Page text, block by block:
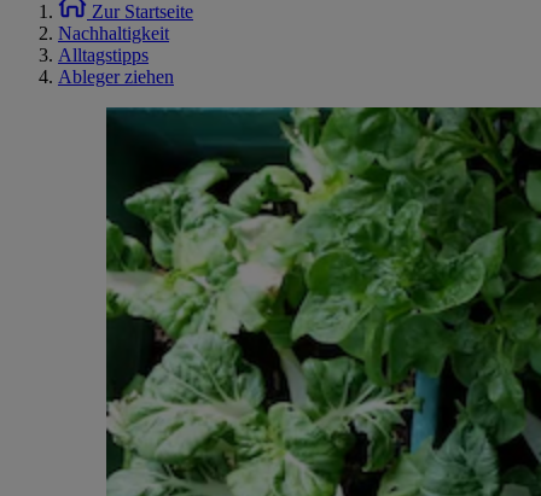
Zur Startseite
Nachhaltigkeit
Alltagstipps
Ableger ziehen